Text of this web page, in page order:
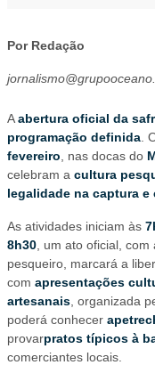
Por Redação
Aabertura oficial da
programação definida .
fevereiro , nas docas do
celebram a cultura
legalidade na captura e
As atividades iniciam às
8h30 , um ato oficial,
pesqueiro, marcará a
com apresentações
artesanais , organizada
poderá conhecer
provarpratos típicos à
comerciantes locais.